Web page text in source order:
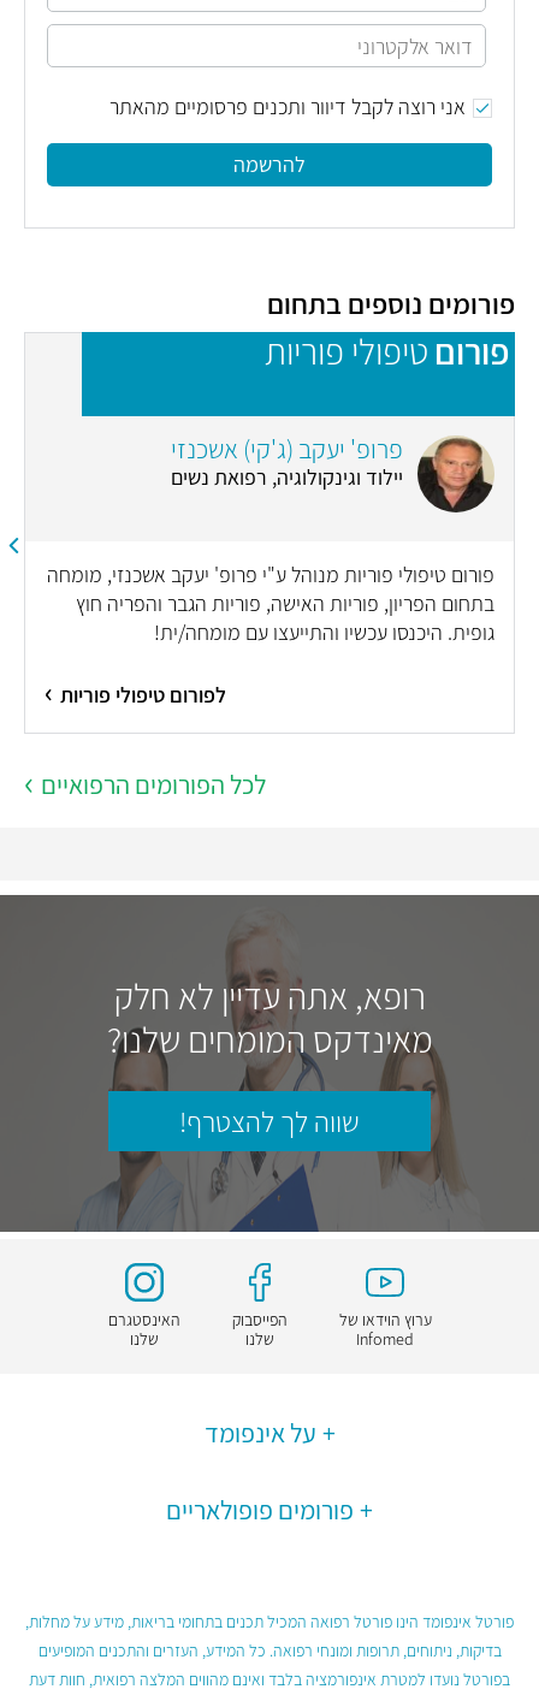
אני רוצה לקבל דיוור ותכנים פרסומיים מהאתר
להרשמה
פורומים נוספים בתחום
פורום טיפולי פוריות
פרופ' יעקב (ג'קי) אשכנזי
יילוד וגינקולוגיה, רפואת נשים
פורום טיפולי פוריות מנוהל ע"י פרופ' יעקב אשכנזי, מומחה
בתחום הפריון, פוריות האישה, פוריות הגבר והפריה חוץ
גופית. היכנסו עכשיו והתייעצו עם מומחה/ית!
לפורום טיפולי פוריות
לכל הפורומים הרפואיים
רופא, אתה עדיין לא חלק
מאינדקס המומחים שלנו?
שווה לך להצטרף!
ערוץ הוידאו של
Infomed
הפייסבוק
שלנו
האינסטגרם
שלנו
על אינפומד
פורומים פופולאריים
פורטל אינפומד הינו פורטל רפואה המכיל תכנים בתחומי בריאות, מידע על מחלות,
בדיקות, ניתוחים, תרופות ומונחי רפואה. כל המידע, העזרים והתכנים המופיעים
בפורטל נועדו למטרת אינפורמציה בלבד ואינם מהווים המלצה רפואית, חוות דעת